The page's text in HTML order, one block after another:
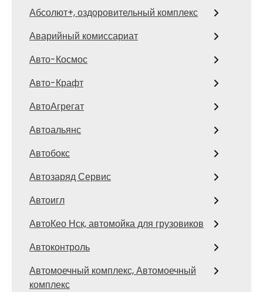
Абсолют+, оздоровительный комплекс
Аварийный комиссариат
Авто-Космос
Авто-Крафт
АвтоАгрегат
Автоальянс
Автобокс
Автозаряд Сервис
Автоигл
АвтоКео Нск, автомойка для грузовиков
Автоконтроль
Автомоечный комплекс, Автомоечный
комплекс